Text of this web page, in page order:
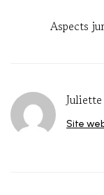
Aspects
Site